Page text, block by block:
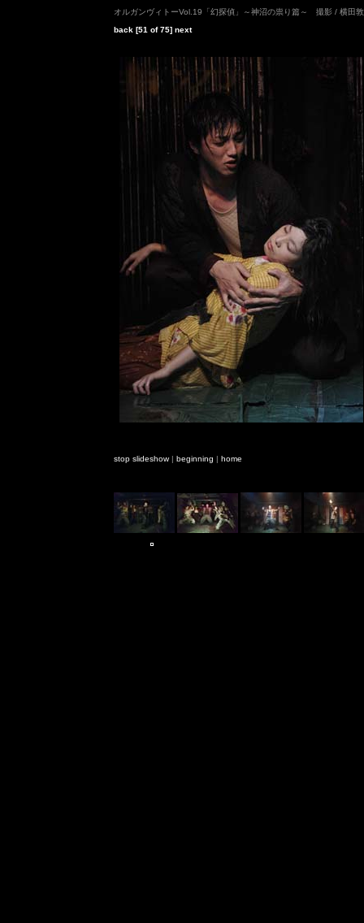
オルガンヴィトーVol.19「幻探偵」～神沼の祟り篇～ 撮影 / 横田
back [51 of 75] next
stop slideshow| beginning | home